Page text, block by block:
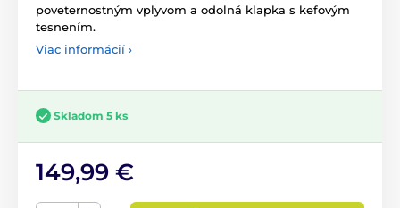
poveternostným vplyvom a odolná klapka s kefovým
tesnením.
Viac informácií ›
Skladom 5 ks
149,99 €